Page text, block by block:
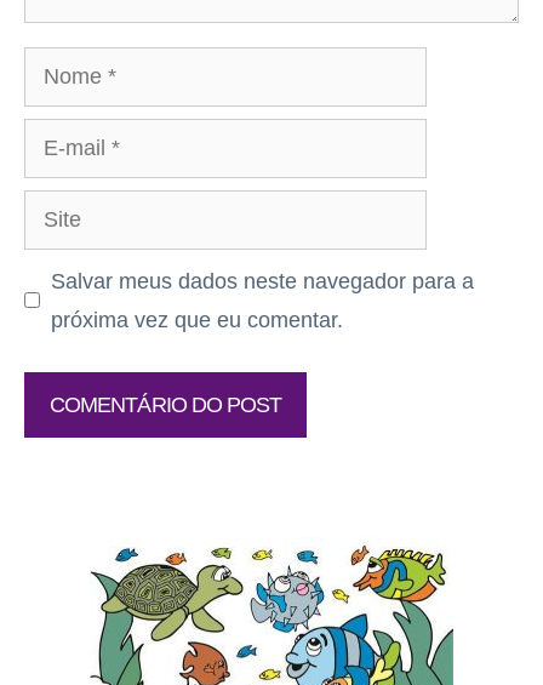
Nome
mail
Site
Salvar meus dados neste navegador para a
próxima vez que eu comentar.